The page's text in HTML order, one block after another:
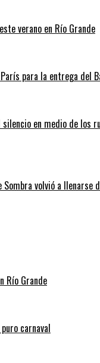
verano en Río Grande
para la entrega del
en medio de los
Sombra volvió a llenarse
Río Grande
carnaval